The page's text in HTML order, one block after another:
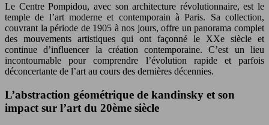
Le Centre Pompidou, avec son architecture révolutionnaire, est le
temple de l’art moderne et contemporain à Paris. Sa collection,
couvrant la période de 1905 à nos jours, offre un panorama complet
des mouvements artistiques qui ont façonné le XXe siècle et
continue d’influencer la création contemporaine. C’est un lieu
incontournable pour comprendre l’évolution rapide et parfois
déconcertante de l’art au cours des dernières décennies.
L’abstraction géométrique de kandinsky et son
impact sur l’art du 20ème siècle